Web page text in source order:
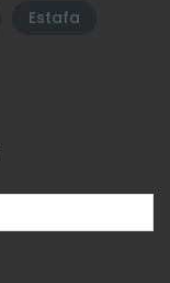
Estafa